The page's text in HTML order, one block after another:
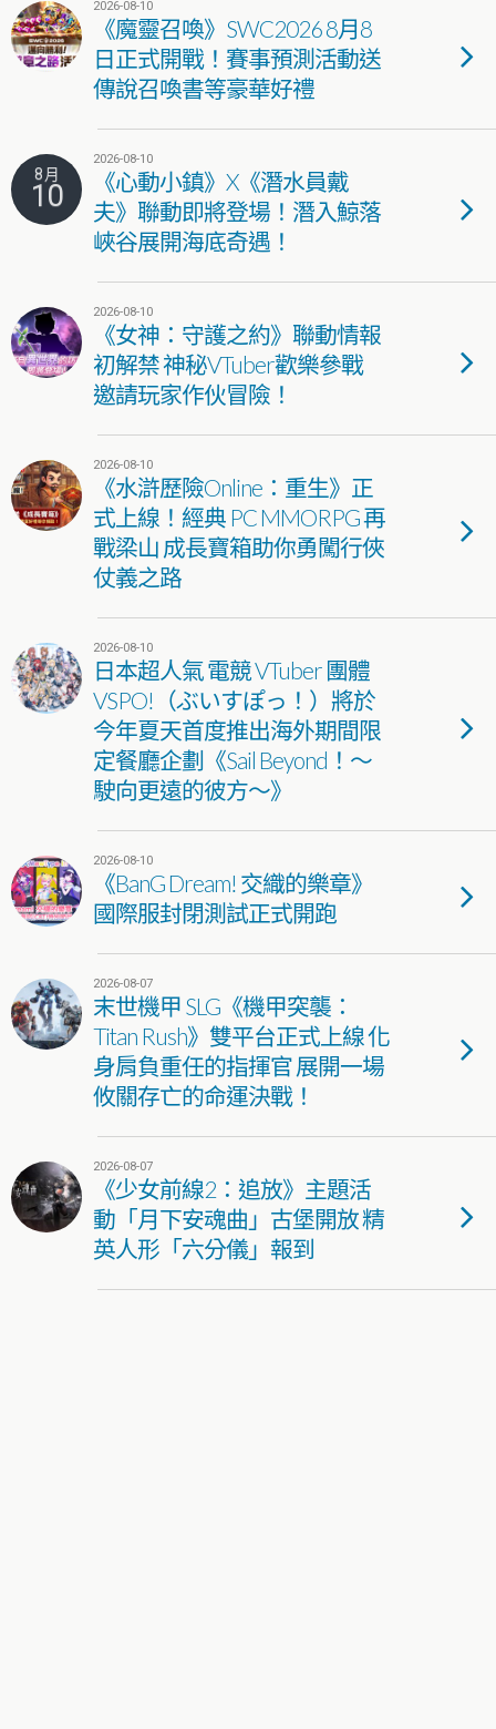
2026-08-10
《魔靈召喚》SWC2026 8月8
日正式開戰！賽事預測活動送
傳說召喚書等豪華好禮
8 月
10
2026-08-10
《心動小鎮》X《潛水員戴
夫》聯動即將登場！潛入鯨落
峽谷展開海底奇遇！
2026-08-10
《女神：守護之約》聯動情報
初解禁 神秘VTuber歡樂參戰
邀請玩家作伙冒險！
2026-08-10
《水滸歷險Online：重生》正
式上線！經典 PC MMORPG 再
戰梁山 成長寶箱助你勇闖行俠
仗義之路
2026-08-10
日本超人氣 電競 VTuber 團體
VSPO!（ぶいすぽっ！）將於
今年夏天首度推出海外期間限
定餐廳企劃《Sail Beyond！～
駛向更遠的彼方～》
2026-08-10
《BanG Dream! 交織的樂章》
國際服封閉測試正式開跑
2026-08-07
末世機甲 SLG《機甲突襲：
Titan Rush》雙平台正式上線 化
身肩負重任的指揮官 展開一場
攸關存亡的命運決戰！
2026-08-07
《少女前線2：追放》主題活
動「月下安魂曲」古堡開放 精
英人形「六分儀」報到